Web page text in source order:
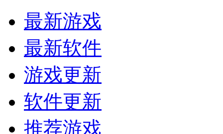
最新游戏
最新软件
游戏更新
软件更新
推荐游戏